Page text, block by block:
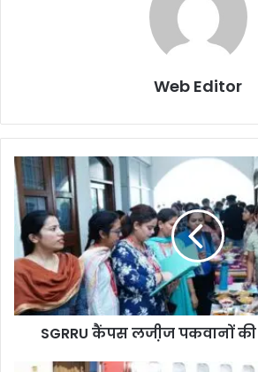
Web Editor
SGRRU कैंपस लजी़ज पकवानों